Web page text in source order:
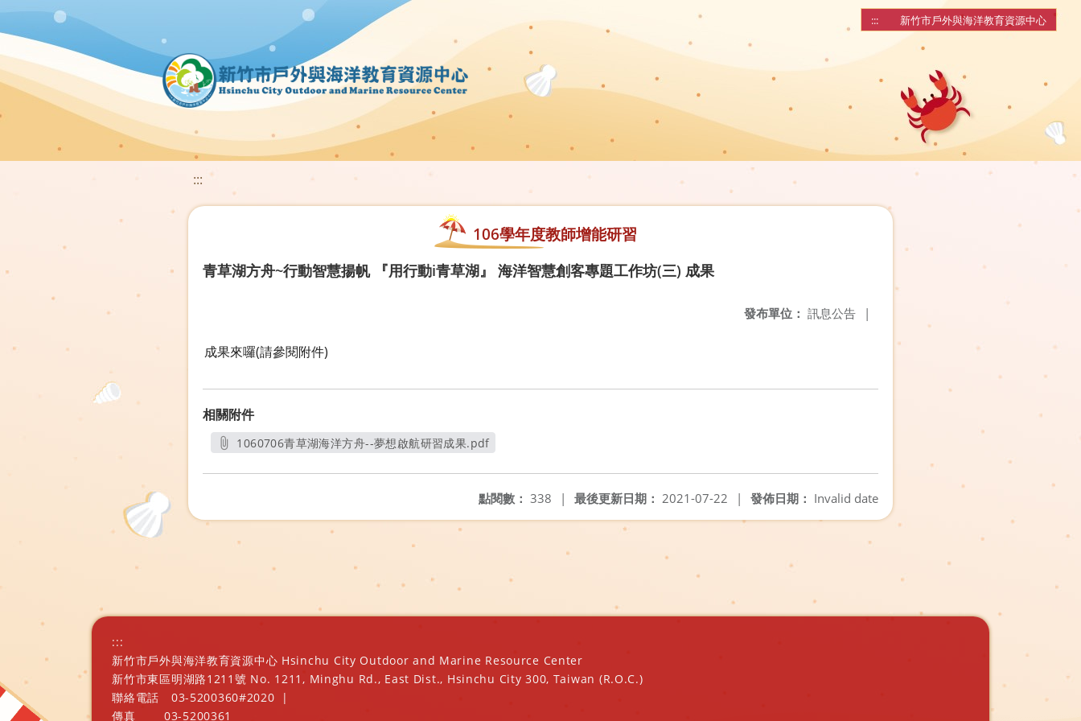
::: 新竹市戶外與海洋教育資源中心
:::
106學年度教師增能研習
青草湖方舟~行動智慧揚帆 『用行動i青草湖』 海洋智慧創客專題工作坊(三) 成果
發布單位： 訊息公告 |
成果來囉(請參閱附件)
相關附件
1060706青草湖海洋方舟--夢想啟航研習成果.pdf
發佈日期： Invalid date
最後更新日期： 2021-07-22 |
點閱數： 338 |
:::
新竹市戶外與海洋教育資源中心 Hsinchu City Outdoor and Marine Resource Center
新竹市東區明湖路1211號 No. 1211, Minghu Rd., East Dist., Hsinchu City 300, Taiwan (R.O.C.)
聯絡電話
03-5200360#2020
|
傳真
03-5200361